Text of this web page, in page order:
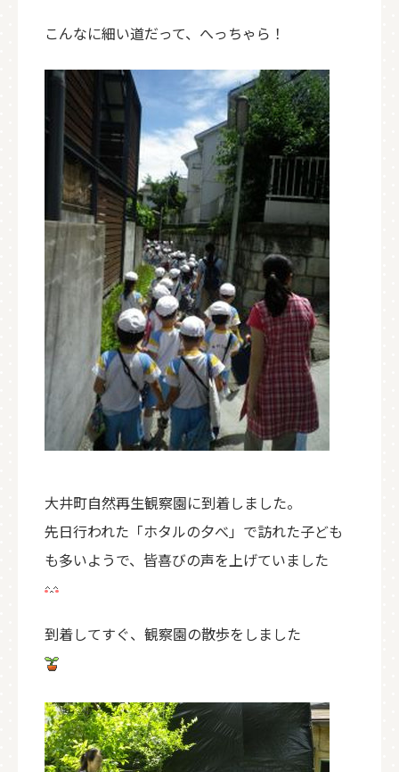
こんなに細い道だって、へっちゃら！
大井町自然再生観察園に到着しました。
先日行われた「ホタルの夕べ」で訪れた子ども
も多いようで、皆喜びの声を上げていました
到着してすぐ、観察園の散歩をしました